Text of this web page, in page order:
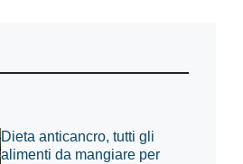
Dieta anticancro, tutti gli
alimenti da mangiare per